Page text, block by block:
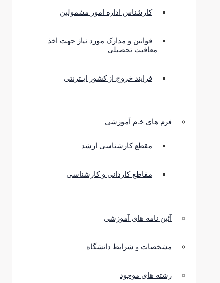
کارشناس اداره امور مشمولین
قوانین و مدارک مورد نیاز جهت اخذ
معافیت تحصیلی
فرایند خروج از کشور اینترنتی
فرم های خام آموزشی
مقطع کارشناسی ارشد
مقاطع کاردانی و کارشناسی
آئین نامه های آموزشی
مشخصات و شرایط دانشگاه
رشته های موجود